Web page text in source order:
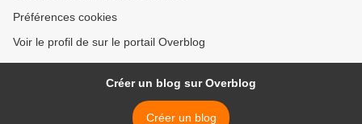
Préférences cookies
Voir le profil de sur le portail Overblog
Créer un blog sur Overblog
Créer un blog